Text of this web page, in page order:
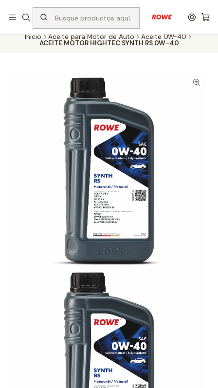
Despacho rápido a todo Chile
Inicio Aceite para Motor de Auto Aceite 0W-40
ACEITE MOTOR HIGHTEC SYNTH RS 0W-40